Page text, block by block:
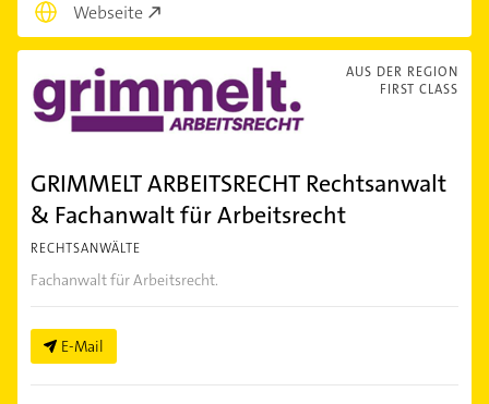
Webseite
AUS DER REGION
FIRST CLASS
GRIMMELT ARBEITSRECHT Rechtsanwalt
& Fachanwalt für Arbeitsrecht
RECHTSANWÄLTE
Fachanwalt für Arbeitsrecht.
E-Mail